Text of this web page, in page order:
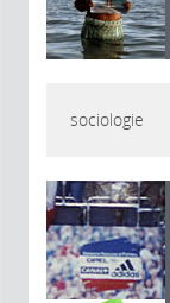
sociologie